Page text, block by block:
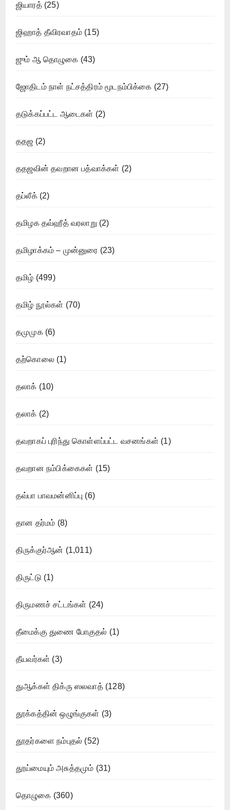
ஜியாரத்(25)
ஜிஹாத் தீவிரவாதம் (15)
ஜும் ஆ தொழுகை (43)
ஜோதிடம் நாள் நட்சத்திரம் மூடநம்பிக்கை (27)
தடுக்கப்பட்ட ஆடைகள் (2)
ததஜ (2)
ததஜவின் தவறான பத்வாக்கள் (2)
தப்லீக்(2)
தமிழக தவ்ஹீத் வரலாறு (2)
தமிழாக்கம் – முன்னுரை (23)
தமிழ் (499)
தமிழ் நூல்கள் (70)
தமுமுக(6)
தற்கொலை (1)
தலாக் (10)
தலாக் (2)
தவறாகப் புரிந்து கொள்ளப்பட்ட வசனங்கள் (1)
தவறான நம்பிக்கைகள் (15)
தவ்பா பாவமன்னிப்பு (6)
தான தர்மம் (8)
திருக்குர்ஆன் (1,011)
திருட்டு (1)
திருமணச் சட்டங்கள் (24)
தீமைக்கு துணை போகுதல் (1)
தீயவர்கள் (3)
துஆக்கள் திக்ரு ஸலவாத்(128)
தூக்கத்தின் ஒழுங்குகள் (3)
தூதர்களை நம்புதல் (52)
தூய்மையும் அசுத்தமும் (31)
தொழுகை (360)